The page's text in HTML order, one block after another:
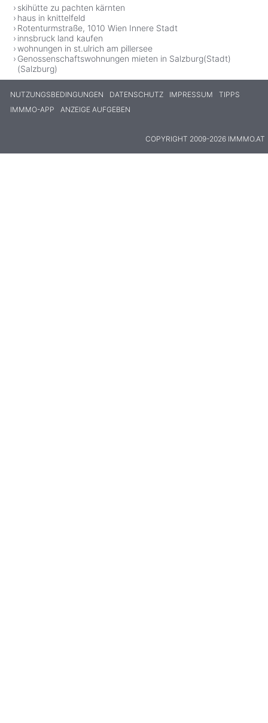
skihütte zu pachten kärnten
haus in knittelfeld
Rotenturmstraße, 1010 Wien Innere Stadt
innsbruck land kaufen
wohnungen in st.ulrich am pillersee
Genossenschaftswohnungen mieten in Salzburg(Stadt)
(Salzburg)
NUTZUNGSBEDINGUNGEN DATENSCHUTZ IMPRESSUM
TIPPS
IMMMO-APP
ANZEIGE AUFGEBEN
COPYRIGHT 2009-2026 IMMMO.AT